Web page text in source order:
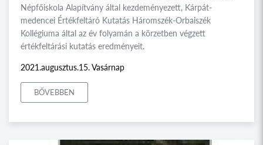
Népfőiskola Alapítvány által kezdeményezett, Kárpát-
medencei Értékfeltáró Kutatás Háromszék-Orbaiszék
Kollégiuma által az év folyamán a körzetben végzett
értékfeltárási kutatás eredményeit.
2021.augusztus.15. Vasárnap
BŐVEBBEN